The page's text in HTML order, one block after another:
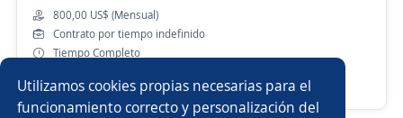
Utilizamos cookies propias necesarias para el
funcionamiento correcto y personalización del
800,00 US$ (Mensual)
Contrato por tiempo indefinido
Tiempo Completo
Más de 30 días